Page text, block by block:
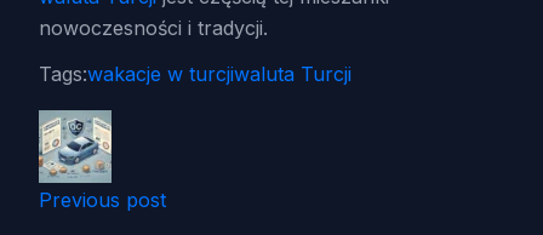
nowoczesności i tradycji.
Tags:wakacje w turcjiwaluta Turcji
Previous post